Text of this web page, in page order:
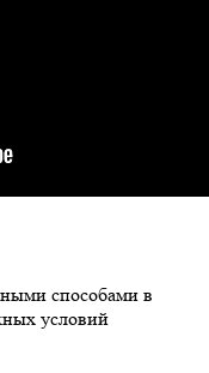
способами в
условий